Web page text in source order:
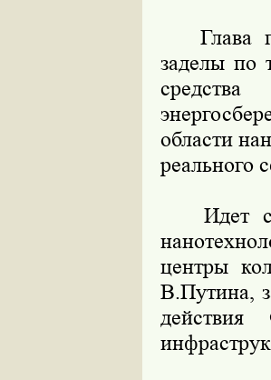
Глава
заделы по
средства
области
реального
Идет
центры
В.Путина,
действия